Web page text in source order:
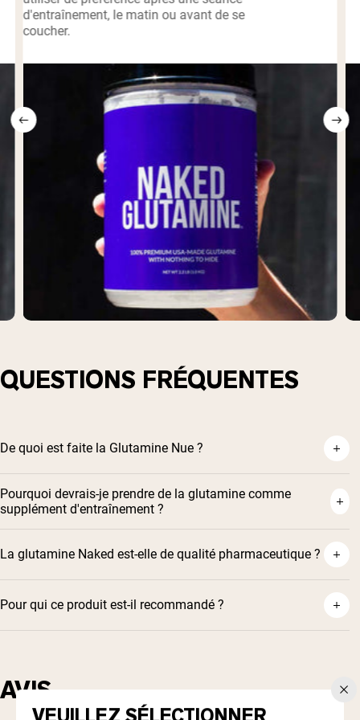
d'entraînement, le matin ou avant de se
coucher.
QUESTIONS FRÉQUENTES
De quoi est faite la Glutamine Nue ?
Pourquoi devrais-je prendre de la glutamine comme
supplément d'entraînement ?
La glutamine Naked est-elle de qualité pharmaceutique ?
Pour qui ce produit est-il recommandé ?
AVIS